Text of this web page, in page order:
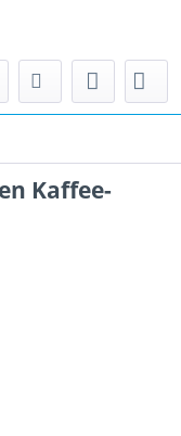
Kaffee-